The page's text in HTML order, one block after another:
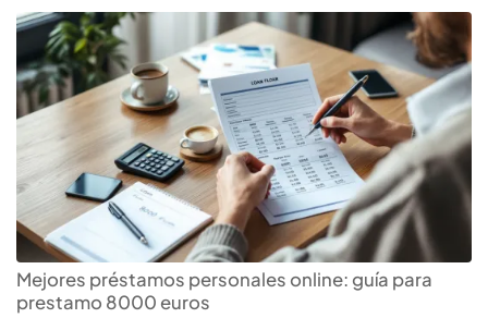
Mejores préstamos personales online: guía para
prestamo 8000 euros